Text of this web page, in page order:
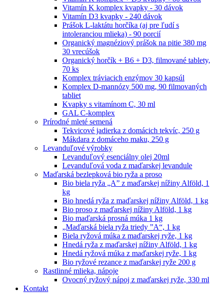
Vitamín K komplex kvapky - 30 dávok
Vitamín D3 kvapky - 240 dávok
Prášok L-laktátu horčíka (aj pre ľudí s
intoleranciou mlieka) - 90 porcií
Organický magnéziový prášok na pitie 380 mg
30 vrecúšok
Organický horčík + B6 + D3, filmované tablety,
70 ks
Komplex tráviacich enzýmov 30 kapsúl
Komplex D-mannózy 500 mg, 90 filmovaných
tabliet
Kvapky s vitamínom C, 30 ml
GAL C-komplex
Prírodné mleté semená
Tekvicové jadierka z domácich tekvíc, 250 g
Mákdara z domáceho maku, 250 g
Levanduľové výrobky
Levanduľový esenciálny olej 20ml
Levanduľová voda z maďarskej levandule
Maďarská bezlepková bio ryža a proso
Bio biela ryža „A” z maďarskej nížiny Alföld, 1
kg
Bio hnedá ryža z maďarskej nížiny Alföld, 1 kg
Bio proso z maďarskej nížiny Alföld, 1 kg
Bio maďarská prosná múka 1 kg
„Maďarská biela ryža triedy ”A“, 1 kg
Biela ryžová múka z maďarskej ryže, 1 kg
Hnedá ryža z maďarskej nížiny Alföld, 1 kg
Hnedá ryžová múka z maďarskej ryže, 1 kg
Bio ryžové rezance z maďarskej ryže 200 g
Rastlinné mlieka, nápoje
Ovocný ryžový nápoj z maďarskej ryže, 330 ml
Kontakt